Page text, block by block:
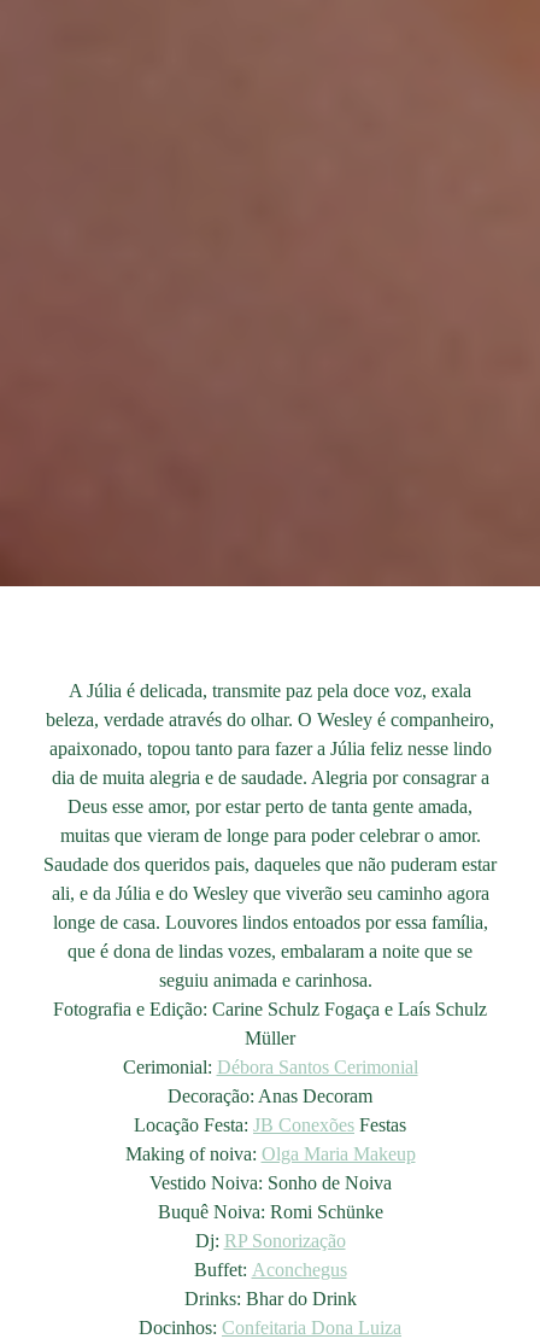
A Júlia é delicada, transmite paz pela doce voz, exala
beleza, verdade através do olhar. O Wesley é companheiro,
apaixonado, topou tanto para fazer a Júlia feliz nesse lindo
dia de muita alegria e de saudade. Alegria por consagrar a
Deus esse amor, por estar perto de tanta gente amada,
muitas que vieram de longe para poder celebrar o amor.
Saudade dos queridos pais, daqueles que não puderam estar
ali, e da Júlia e do Wesley que viverão seu caminho agora
longe de casa. Louvores lindos entoados por essa família,
que é dona de lindas vozes, embalaram a noite que se
seguiu animada e carinhosa.
Fotografia e Edição: Carine Schulz Fogaça e Laís Schulz
Müller
Cerimonial: Débora Santos Cerimonial
Decoração: Anas Decoram
Locação Festa: JB Conexões Festas
Making of noiva: Olga Maria Makeup
Vestido Noiva: Sonho de Noiva
Buquê Noiva: Romi Schünke
Dj: RP Sonorização
Buffet: Aconchegus
Drinks: Bhar do Drink
Docinhos: Confeitaria Dona Luiza